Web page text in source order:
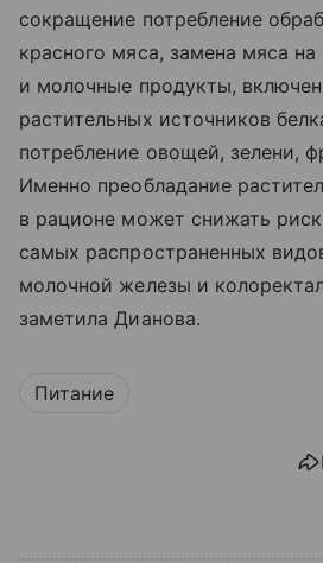
сокращение потребление
красного мяса, замена мяса
и молочные продукты,
растительных источников
потребление овощей, зелени,
Именно преобладание
в рационе может снижать
самых распространенных
молочной железы и
заметила Дианова.
Питание